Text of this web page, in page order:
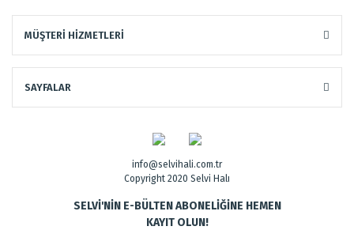
MÜŞTERİ HİZMETLERİ
SAYFALAR
info@selvihali.com.tr
Copyright 2020 Selvi Halı
SELVİ'NİN E-BÜLTEN ABONELİĞİNE HEMEN
KAYIT OLUN!